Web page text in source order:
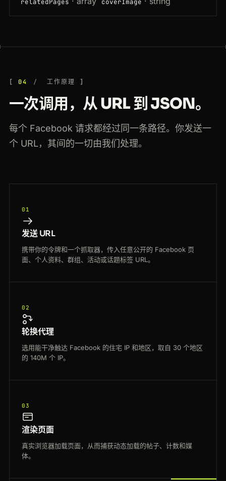
relatedPages coverImage
04 工作原理
一次调用，从 URL 到 JSON。
每个 Facebook 请求都经过同一条路径。你发送一
个 URL，其间的一切由我们处理。
01
发送 URL
携带你的令牌和一个抓取器，传入任意公开的 Facebook 页
面、个人资料、群组、活动或话题标签 URL。
02
轮换代理
选用能干净触达 Facebook 的住宅 IP 和地区，取自 30 个地区
的 140M 个 IP。
03
渲染页面
真实浏览器加载页面，从而捕获动态加载的帖子、计数和媒
体。